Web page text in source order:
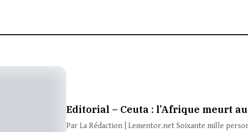
Editorial – Ceuta : l’Afrique meurt
Par La Rédaction | Lementor.net Soixante mille